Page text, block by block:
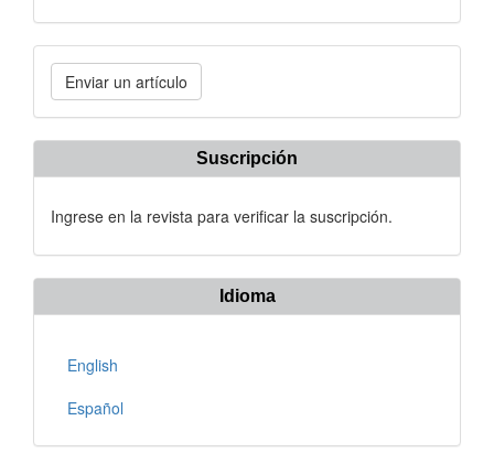
Enviar
un
artículo
Enviar un artículo
Suscripción
Ingrese en la revista para verificar la suscripción.
Idioma
English
Español